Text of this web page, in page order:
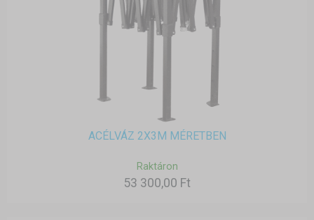
ACÉLVÁZ 2X3M MÉRETBEN
Raktáron
53 300,00 Ft